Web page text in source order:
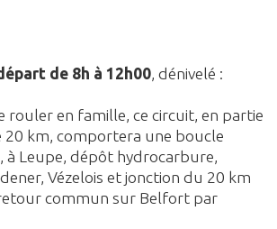
de 8h à 12h00 , dénivelé :
rouler en famille, ce circuit, en partie
20 km, comportera une boucle
Leupe, dépôt hydrocarbure,
Vézelois et jonction du 20 km
commun sur Belfort par